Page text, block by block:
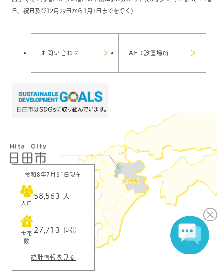
日、祝日及び12月29日から1月3日までを除く）
お問い合わせ AED設置場所
令和8年7月31日現在
人口
58,563 人
世帯
数
27,713 世帯
統計情報を見る